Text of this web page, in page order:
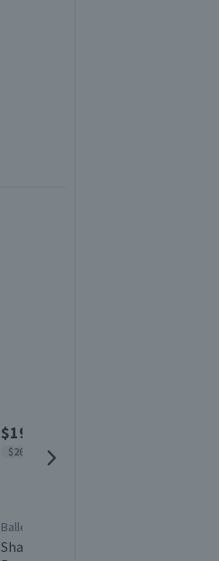
$1970
$263 x 100ml
Ballerina
Shampoo Ballerina Fuerza & Cuidado